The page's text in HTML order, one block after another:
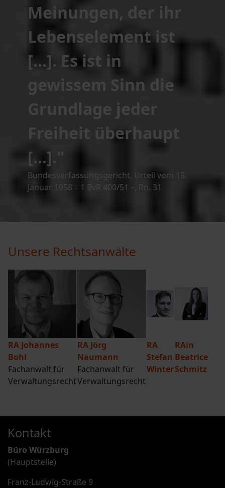
Meinungen, der ihr
Lebenselement ist
[...]. Es ist in
gewissem Sinn die
Grundlage jeder
Freiheit überhaupt
[...]."
Bundesverfassungsgericht, Urteil vom 15.
Januar 1958 – 1 BvR 400/51 –, Rn. 31
Unsere Rechtsanwälte
RA Johannes
Bohl
Fachanwalt für
Verwaltungsrecht
RA Jörg
Naumann
Fachanwalt für
Verwaltungsrecht
RA
Stefan
Winter
RAin
Beatrice
Schmitz
Kontakt
Büro Würzburg
(Hauptstelle)
Franz-Ludwig-Straße 9